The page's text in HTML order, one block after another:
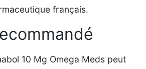
français.
10 Mg Omega Meds peut